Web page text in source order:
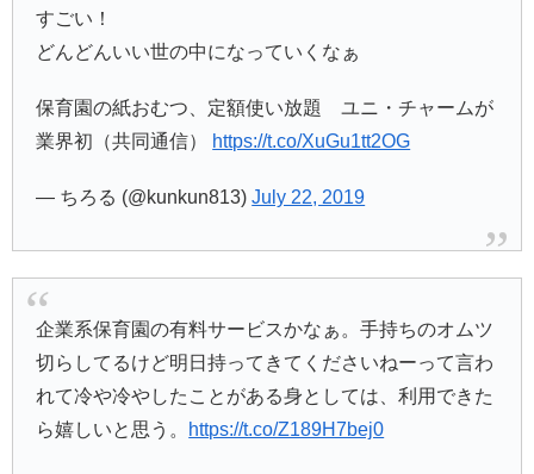
すごい！
どんどんいい世の中になっていくなぁ
保育園の紙おむつ、定額使い放題 ユニ・チャームが
業界初（共同通信）
https://t.co/XuGu1tt2OG
— ちろる (@kunkun813)July 22, 2019
企業系保育園の有料サービスかなぁ。手持ちのオムツ
切らしてるけど明日持ってきてくださいねーって言わ
れて冷や冷やしたことがある身としては、利用できた
ら嬉しいと思う。
https://t.co/Z189H7bej0